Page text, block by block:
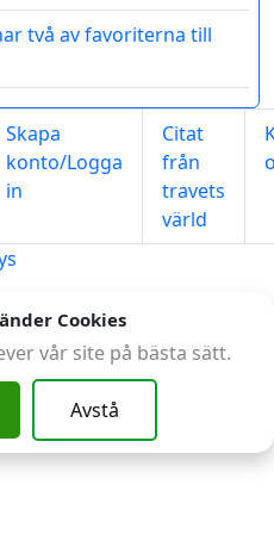
två av favoriterna till
Skapa
konto/Logga
in
Citat
från
travets
värld
Cookies
vår site på bästa sätt.
Avstå